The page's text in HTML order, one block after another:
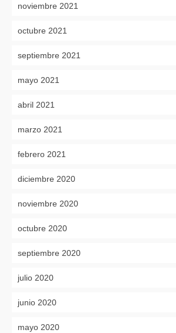
noviembre 2021
octubre 2021
septiembre 2021
mayo 2021
abril 2021
marzo 2021
febrero 2021
diciembre 2020
noviembre 2020
octubre 2020
septiembre 2020
julio 2020
junio 2020
mayo 2020